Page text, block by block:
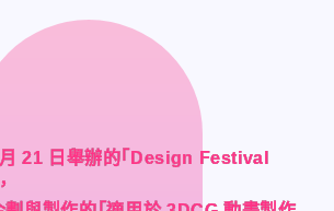
21 日舉辦的「Design Festival
21 日舉辦的「Design Festival
21 日舉辦的「Design Festival
RECRUIT
RECRUIT
21 日舉辦的「Design Festival